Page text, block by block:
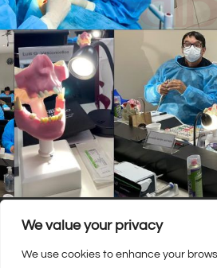
We value your privacy
We use cookies to enhance your